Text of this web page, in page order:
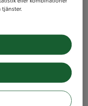
tjänster.